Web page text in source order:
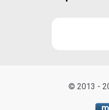
© 2013 -